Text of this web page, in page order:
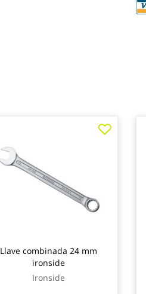
Llave combinada 24 mm
ironside
Ironside